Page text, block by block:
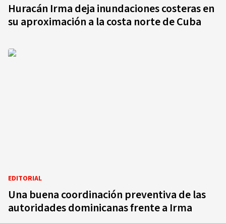
Huracán Irma deja inundaciones costeras en
su aproximación a la costa norte de Cuba
EDITORIAL
Una buena coordinación preventiva de las
autoridades dominicanas frente a Irma